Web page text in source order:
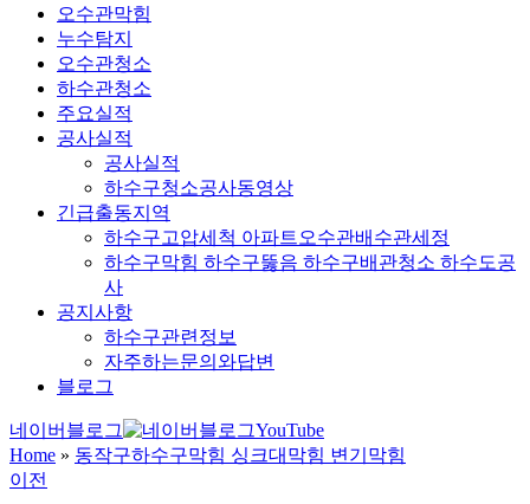
오수관막힘
누수탐지
오수관청소
하수관청소
주요실적
공사실적
공사실적
하수구청소공사동영상
긴급출동지역
하수구고압세척 아파트오수관배수관세정
하수구막힘 하수구뚫음 하수구배관청소 하수도공
사
공지사항
하수구관련정보
자주하는문의와답변
블로그
네이버블로그
YouTube
Home » 동작구하수구막힘 싱크대막힘 변기막힘
이전